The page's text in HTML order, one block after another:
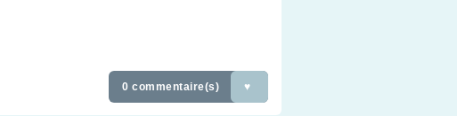
0 commentaire(s) ♥